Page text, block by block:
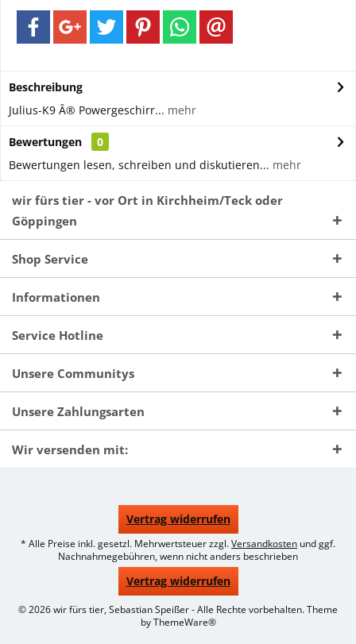
Beschreibung
Julius-K9 Â® Powergeschirr... mehr
Bewertungen
0
Bewertungen lesen, schreiben und diskutieren... mehr
wir fürs tier - vor Ort in Kirchheim/Teck oder
Göppingen
Shop Service
Informationen
Service Hotline
Unsere Communitys
Unsere Zahlungsarten
Wir versenden mit:
Vertrag widerrufen
* Alle Preise inkl. gesetzl. Mehrwertsteuer zzgl.Versandkosten und ggf.
Nachnahmegebühren, wenn nicht anders beschrieben
Vertrag widerrufen
© 2026 wir fürs tier, Sebastian Speißer - Alle Rechte vorbehalten. Theme
byThemeWare®